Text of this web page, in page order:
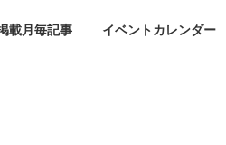
載月毎記事 イベントカレンダー